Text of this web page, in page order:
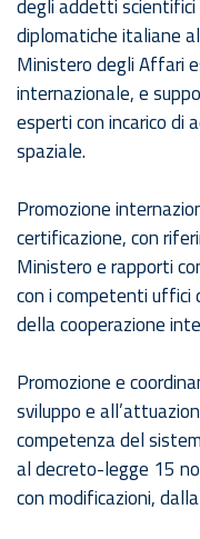
degli addetti
diplomatiche italiane
Ministero degli Affari
internazionale, e
esperti con incarico
spaziale.
Promozione
certificazione, con
Ministero e rapporti
con i competenti
della cooperazione
Promozione e
sviluppo e
competenza del
al decreto-legge 15
con modificazioni,